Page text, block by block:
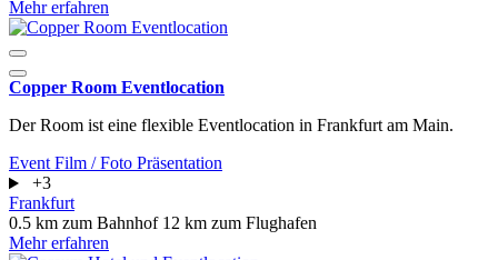
Mehr erfahren
Copper Room Eventlocation
Der Room ist eine flexible Eventlocation in Frankfurt am Main.
Event Film / Foto Präsentation
+3
Frankfurt
0.5 km zum Bahnhof 12 km zum Flughafen
Mehr erfahren